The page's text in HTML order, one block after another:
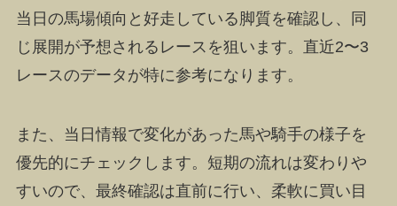
当日の馬場傾向と好走している脚質を確認し、同
じ展開が予想されるレースを狙います。直近2〜3
レースのデータが特に参考になります。
また、当日情報で変化があった馬や騎手の様子を
優先的にチェックします。短期の流れは変わりや
すいので、最終確認は直前に行い、柔軟に買い目